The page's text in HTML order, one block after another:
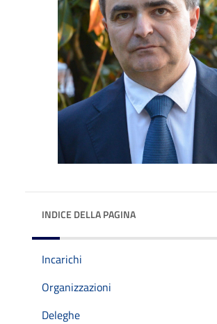
INDICE DELLA PAGINA
Incarichi
Organizzazioni
Deleghe